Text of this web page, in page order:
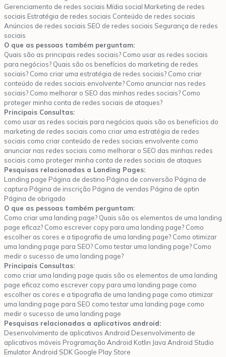
Gerenciamento de redes sociais Mídia social Marketing de redes
sociais Estratégia de redes sociais Conteúdo de redes sociais
Anúncios de redes sociais SEO de redes sociais Segurança de redes
sociais
O que as pessoas também perguntam:
Quais são as principais redes sociais? Como usar as redes sociais
para negócios? Quais são os benefícios do marketing de redes
sociais? Como criar uma estratégia de redes sociais? Como criar
conteúdo de redes sociais envolvente? Como anunciar nas redes
sociais? Como melhorar o SEO das minhas redes sociais? Como
proteger minha conta de redes sociais de ataques?
Principais Consultas:
como usar as redes sociais para negócios quais são os benefícios do
marketing de redes sociais como criar uma estratégia de redes
sociais como criar conteúdo de redes sociais envolvente como
anunciar nas redes sociais como melhorar o SEO das minhas redes
sociais como proteger minha conta de redes sociais de ataques
Pesquisas relacionadas a Landing Pages:
Landing page Página de destino Página de conversão Página de
captura Página de inscrição Página de vendas Página de optin
Página de obrigado
O que as pessoas também perguntam:
Como criar uma landing page? Quais são os elementos de uma landing
page eficaz? Como escrever copy para uma landing page? Como
escolher as cores e a tipografia de uma landing page? Como otimizar
uma landing page para SEO? Como testar uma landing page? Como
medir o sucesso de uma landing page?
Principais Consultas:
como criar uma landing page quais são os elementos de uma landing
page eficaz como escrever copy para uma landing page como
escolher as cores e a tipografia de uma landing page como otimizar
uma landing page para SEO como testar uma landing page como
medir o sucesso de uma landing page
Pesquisas relacionadas a aplicativos android:
Desenvolvimento de aplicativos Android Desenvolvimento de
aplicativos móveis Programação Android Kotlin Java Android Studio
Emulator Android SDK Google Play Store